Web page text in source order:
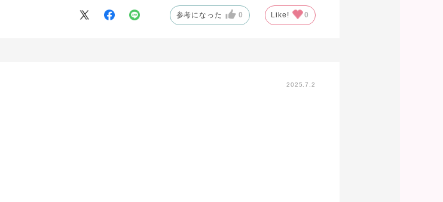
参考になった 0 Like! 0
2025.7.2